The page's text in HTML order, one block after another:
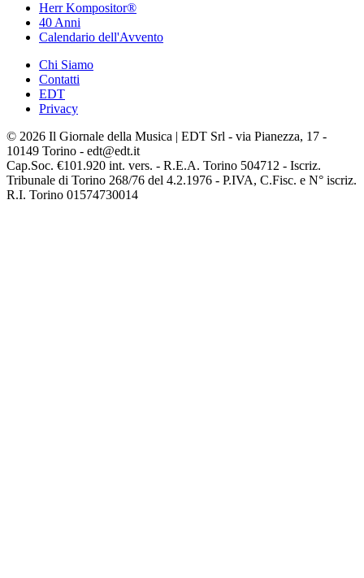
Herr Kompositor®
40 Anni
Calendario dell'Avvento
Chi Siamo
Contatti
EDT
Privacy
© 2026 Il Giornale della Musica | EDT Srl - via Pianezza, 17 -
10149 Torino - edt@edt.it
Cap.Soc. €101.920 int. vers. - R.E.A. Torino 504712 - Iscriz.
Tribunale di Torino 268/76 del 4.2.1976 - P.IVA, C.Fisc. e N° iscriz.
R.I. Torino 01574730014